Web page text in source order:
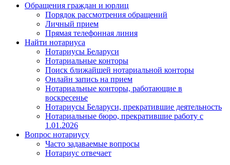
Обращения граждан и юрлиц
Порядок рассмотрения обращений
Личный прием
Прямая телефонная линия
Найти нотариуса
Нотариусы Беларуси
Нотариальные конторы
Поиск ближайшей нотариальной конторы
Онлайн запись на прием
Нотариальные конторы, работающие в
воскресенье
Нотариусы Беларуси, прекратившие деятельность
Нотариальные бюро, прекратившие работу с
1.01.2026
Вопрос нотариусу
Часто задаваемые вопросы
Нотариус отвечает